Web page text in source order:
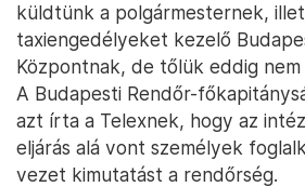
küldtünk a polgármesternek,
taxiengedélyeket kezelő
Központnak, de tőlük eddig
A Budapesti Rendőr-
azt írta a Telexnek, hogy az
eljárás alá vont személyek
vezet kimutatást a rendőrség.